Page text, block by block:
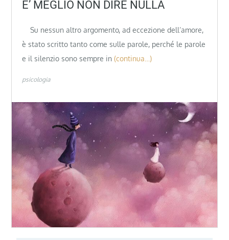
E’ MEGLIO NON DIRE NULLA
Su nessun altro argomento, ad eccezione dell’amore,
è stato scritto tanto come sulle parole, perché le parole
e il silenzio sono sempre in (continua…)
psicologia